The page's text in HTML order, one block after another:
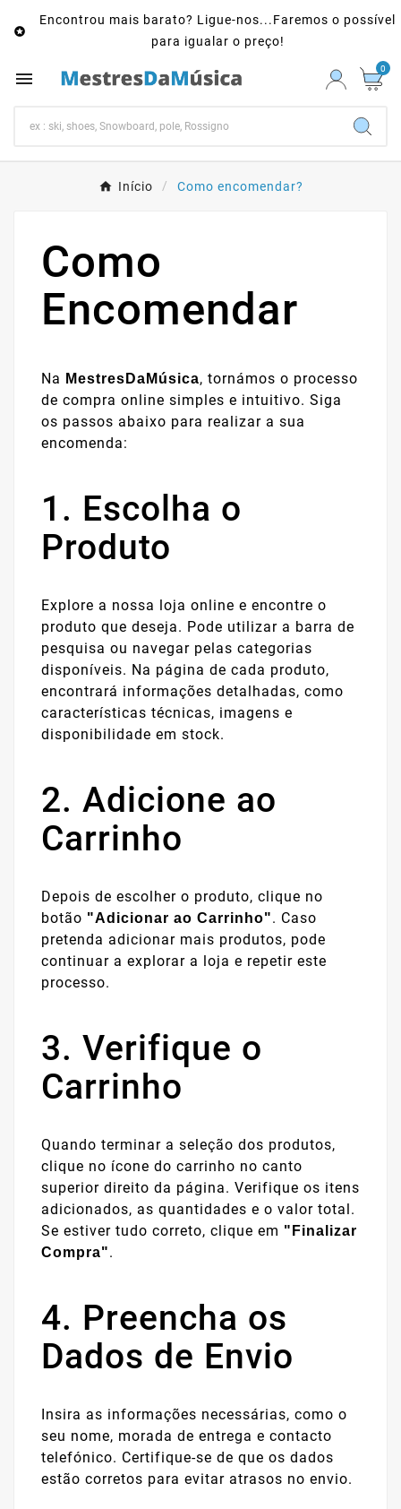

Encontrou mais barato? Ligue-nos...Faremos o possível
para igualar o preço!
 0
Início Como encomendar?
Como
Encomendar
Na MestresDaMúsica, tornámos o processo
de compra online simples e intuitivo. Siga
os passos abaixo para realizar a sua
encomenda:
1. Escolha o
Produto
Explore a nossa loja online e encontre o
produto que deseja. Pode utilizar a barra de
pesquisa ou navegar pelas categorias
disponíveis. Na página de cada produto,
encontrará informações detalhadas, como
características técnicas, imagens e
disponibilidade em stock.
2. Adicione ao
Carrinho
Depois de escolher o produto, clique no
botão "Adicionar ao Carrinho". Caso
pretenda adicionar mais produtos, pode
continuar a explorar a loja e repetir este
processo.
3. Verifique o
Carrinho
Quando terminar a seleção dos produtos,
clique no ícone do carrinho no canto
superior direito da página. Verifique os itens
adicionados, as quantidades e o valor total.
Se estiver tudo correto, clique em "Finalizar
Compra".
4. Preencha os
Dados de Envio
Insira as informações necessárias, como o
seu nome, morada de entrega e contacto
telefónico. Certifique-se de que os dados
estão corretos para evitar atrasos no envio.